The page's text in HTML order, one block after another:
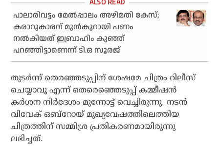
പാലാരിവട്ടം മേല്‍പ്പാലം അഴിമതി കേസ്;
കരാറുകാരന് മുന്‍കൂറായി പണം
നല്‍കിയത് ഇബ്രാഹിം കുഞ്ഞ്
പറഞ്ഞിട്ടാണെന്ന് ടി.ഒ സൂരജ്
തുടര്‍ന്ന് തെരഞ്ഞടുപ്പിന് ശേഷമേ ചിത്രം റിലീസ്
ചെയ്യാവൂ എന്ന് തെരെഞ്ഞെടുപ്പ് കമ്മീഷന്‍
കര്‍ശന നിര്‍ദേശം മുന്നോട്ട് വെച്ചിരുന്നു. നടന്‍
വിവേക് ഒബ്‌റോയ് മുഖ്യവേഷത്തിലെത്തിയ
ചിത്രത്തിന് സമ്മിശ്ര പ്രതികരണമായിരുന്നു
ലഭിച്ചത്.